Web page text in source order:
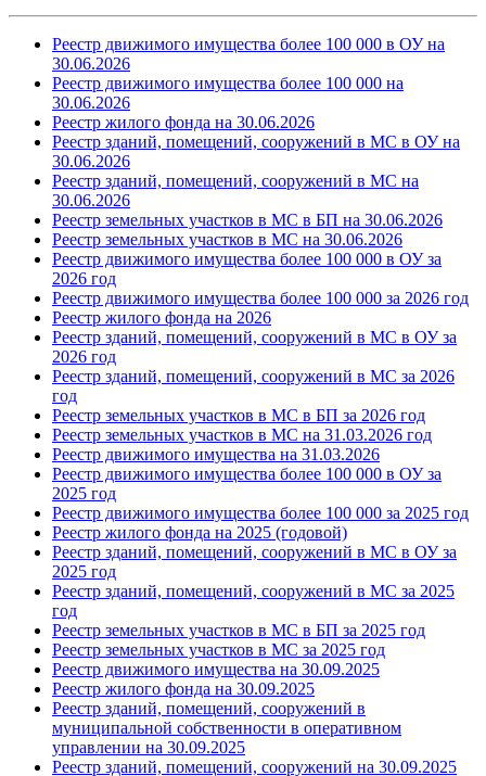
Реестр движимого имущества более 100 000 в ОУ на
30.06.2026
Реестр движимого имущества более 100 000 на
30.06.2026
Реестр жилого фонда на 30.06.2026
Реестр зданий, помещений, сооружений в МС в ОУна
30.06.2026
Реестр зданий, помещений, сооружений в МС на
30.06.2026
Реестр земельных участков в МС в БП на 30.06.2026
Реестр земельных участков в МС на 30.06.2026
Реестр движимого имущества более 100 000 в ОУ за
2026 год
Реестр движимого имущества более 100 000 за 2026 год
Реестр жилого фонда на 2026
Реестр зданий, помещений, сооружений в МС в ОУ за
2026 год
Реестр зданий, помещений, сооружений в МС за 2026
год
Реестр земельных участков в МС в БП за 2026 год
Реестр земельных участков в МС на 31.03.2026 год
Реестр движимого имущества на 31.03.2026
Реестр движимого имущества более 100 000 в ОУ за
2025 год
Реестр движимого имущества более 100 000 за 2025 год
Реестр жилого фонда на 2025 (годовой)
Реестр зданий, помещений, сооружений в МС в ОУ за
2025 год
Реестр зданий, помещений, сооружений в МС за 2025
год
Реестр земельных участков в МС в БП за 2025 год
Реестр земельных участков в МС за 2025 год
Реестр движимого имущества на 30.09.2025
Реестр жилого фонда на 30.09.2025
Реестр зданий, помещений, сооружений в
муниципальной собственности в оперативном
управлении на 30.09.2025
Реестр зданий, помещений, сооружений на 30.09.2025